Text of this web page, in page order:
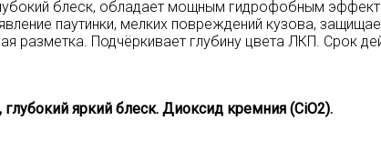
блеск, обладает мощным гидрофобным
паутинки, мелких повреждений кузова,
разметка. Подчёркивает глубину цвета ЛКП. Срок
яркий блеск. Диоксид кремния (CiO2).